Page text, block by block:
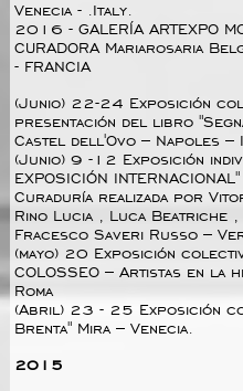
Venecia - .Italy.
2016 - GALERÍA ARTEXPO
CURADORA Mariarosaria
- FRANCIA
(Junio) 22-24 Exposición
presentación del libro
Castel dell'Ovo – Napoles –
(Junio) 9 -12 Exposición
EXPOSICIÓN
Curaduría realizada por
Rino Lucia , Luca Beatriche
Fracesco Saveri Russo –
(mayo) 20 Exposición
COLOSSEO – Artistas en la
Roma
(Abril) 23 - 25 Exposición
Brenta" Mira – Venecia.
2015